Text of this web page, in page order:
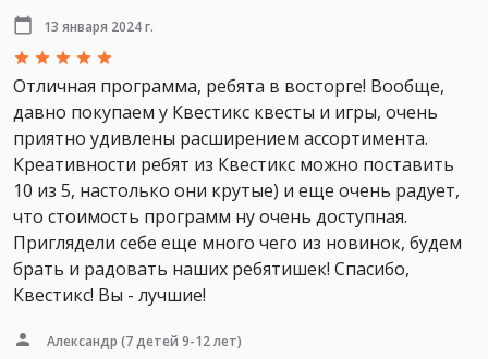
13 января 2024 г.
Отличная программа, ребята в восторге! Вообще,
давно покупаем у Квестикс квесты и игры, очень
приятно удивлены расширением ассортимента.
Креативности ребят из Квестикс можно поставить
10 из 5, настолько они крутые) и еще очень радует,
что стоимость программ ну очень доступная.
Приглядели себе еще много чего из новинок, будем
брать и радовать наших ребятишек! Спасибо,
Квестикс! Вы - лучшие!
Александр (7 детей 9-12 лет)